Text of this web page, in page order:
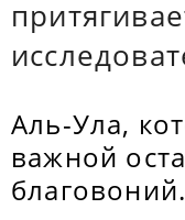
Аль-Ула,
важной
благовоний.